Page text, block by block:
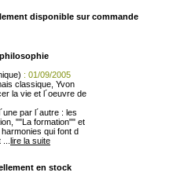
disponible sur commande
: 01/09/2005
classique, Yvon
la vie et l´oeuvre de
par l´autre : les
""La formation"" et
qui font d
lire la suite
en stock